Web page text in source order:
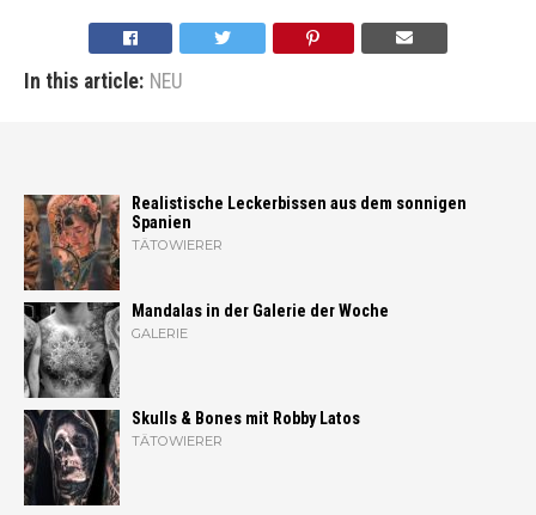
In this article: NEU
Realistische Leckerbissen aus dem sonnigen
Spanien
TÄTOWIERER
Mandalas in der Galerie der Woche
GALERIE
Skulls & Bones mit Robby Latos
TÄTOWIERER